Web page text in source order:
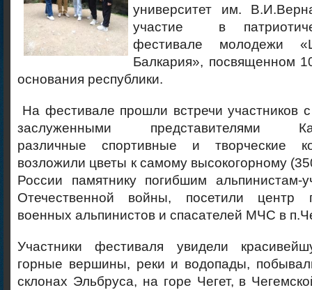
университет им.
участие в
фестивале молодежи
Балкария», посвященном
основания республики.
На фестивале прошли встречи участников
заслуженными представителями
различные спортивные и творческие
возложили цветы к самому высокогорному
России памятнику погибшим альпинистам-
Отечественной войны, посетили центр
военных альпинистов и спасателей МЧС в
Участники фестиваля увидели
горные вершины, реки и водопады,
склонах Эльбруса, на горе Чегет, в